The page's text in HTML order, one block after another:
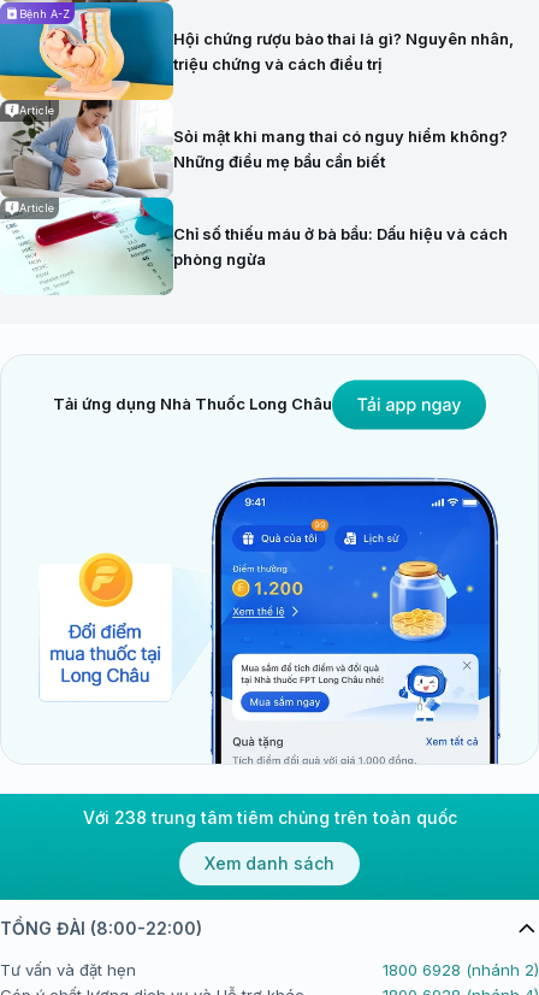
Bệnh A-Z
Hội chứng rượu bào thai là gì? Nguyên nhân,
triệu chứng và cách điều trị
Article
Sỏi mật khi mang thai có nguy hiểm không?
Những điều mẹ bầu cần biết
Article
Chỉ số thiếu máu ở bà bầu: Dấu hiệu và cách
phòng ngừa
Tải ứng dụng Nhà Thuốc Long Châu
Với 238 trung tâm tiêm chủng trên toàn quốc
Xem danh sách
TỔNG ĐÀI (8:00-22:00)
Tư vấn và đặt hẹn
1800 6928 (nhánh 2)